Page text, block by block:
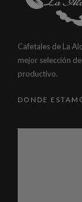
Cafetales de La
mejor selección
productivo.
DONDE